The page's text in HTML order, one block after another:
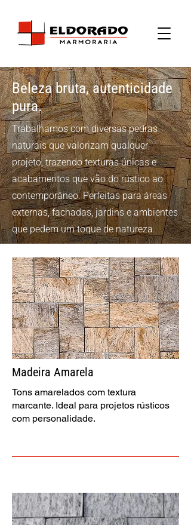
Beleza bruta, autenticidade
pura.
Trabalhamos com diversas pedras
naturais que valorizam qualquer
projeto, trazendo texturas únicas e
acabamentos que vão do rústico ao
contemporâneo. Perfeitas para áreas
externas, fachadas, jardins e ambientes
que pedem um toque de natureza.
Madeira Amarela
Tons amarelados com textura
marcante. Ideal para projetos rústicos
com personalidade.​